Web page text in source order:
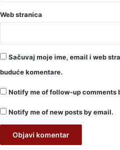
Web stranica
Sačuvaj moje ime, email i web
buduće komentare.
Notify me of follow-up comments
Notify me of new posts by email.